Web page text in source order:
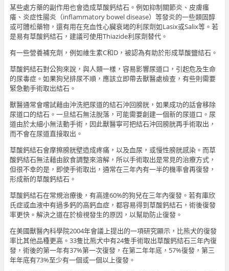
某些處方藥的副作用也會造成草酸鈣結石。例如抑制關節炎、皮膚瘙
癢、炎症性腸炎（inflammatory bowel disease）等發炎的一些類固醇
或可體松藥物，還有用在充血性心臟衰竭的利尿劑如Lasix或Salix等。若
是易有草酸鈣結石，建議可使用Thiazide利尿劑替代。
有一些營養補充劑，例如維生素C和D，被認為有助於形成草酸鹽結石。
草酸鈣結石對公狗來說，與人類一樣，容易影響尿道口，引起危及生命
的尿毒症。如果狗兒排尿不順，應該立即帶去獸醫處檢查，有些則需要
緊急動手術取出結石。
獸醫通常會嚐試藉由沖洗把尿道的結石沖回膀胱，如果成功的話會移除
尿道口的結石。一旦結石無法脫落，可能需要創建一個新的尿道口。尿
道由於太細小無法動手術，因此獸醫寧可把結石沖回膀胱再手術取出，
而不會在尿道直接取出。
草酸鈣結石會摩擦膀胱壁造成疼痛，以及血尿，或慢性膀胱感染。而草
酸鈣結石無法藉由飲食調整來溶解，所以手術取出是常見的治療方式，
但很不幸的是，即使手術取出，通常在三年內有一半的機率會再復發，
形成新的草酸鈣結石。
草酸鈣結石在常規治療後，有高達60%的狗兒在三年內復發。若有庫欣
氏症或血液中有過多鈣的高鈣血症，都容易得到草酸鈣結石，術後復發
率更快。解決之道在於檢視發生的原因，以幫助防止復發。
在美國獸醫內科學院2004年會議上提出的一項研究顯示，比熊犬的復發
率比其他品種更高。33隻比熊犬中有24隻手術取出草酸鈣結石三年內復
發，術後的第一年有37%第一次復發，在第二年年底，57%復發，第三
年年底有73%至少有一個或一個以上復發。